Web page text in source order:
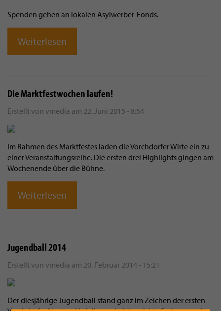
Spenden gehen an lokalen Asylwerber-Fonds.
Weiterlesen
Die Marktfestwochen laufen!
Erstellt von vmedia am 22. Juni 2015 - 8:54
Im Rahmen des Marktfestes laden die Vorchdorfer Wirte ein zu
einer Veranstaltungsreihe. Die ersten drei Highlights gingen am
Wochenende über die Bühne.
Weiterlesen
Jugendball 2014
Erstellt von vmedia am 20. Februar 2014 - 15:21
Der diesjährige Jugendball stand ganz im Zeichen der ersten